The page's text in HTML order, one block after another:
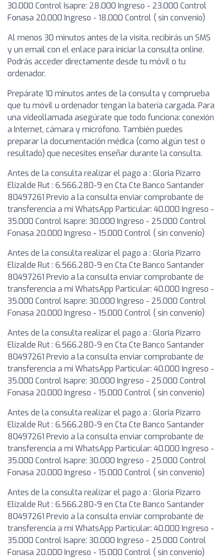
30.000 Control Isapre: 28.000 Ingreso - 23.000 Control
Fonasa 20.000 Ingreso - 18.000 Control ( sin convenio)
Al menos 30 minutos antes de la visita, recibirás un SMS
y un email con el enlace para iniciar la consulta online.
Podrás acceder directamente desde tu móvil o tu
ordenador.
Prepárate 10 minutos antes de la consulta y comprueba
que tu móvil u ordenador tengan la batería cargada. Para
una videollamada asegúrate que todo funciona: conexión
a Internet, cámara y micrófono. También puedes
preparar la documentación médica (como algún test o
resultado) que necesites enseñar durante la consulta.
Antes de la consulta realizar el pago a : Gloria Pizarro
Elizalde Rut : 6.566.280-9 en Cta Cte Banco Santander
80497261 Previo a la consulta enviar comprobante de
transferencia a mi WhatsApp Particular: 40.000 Ingreso -
35.000 Control Isapre: 30.000 Ingreso - 25.000 Control
Fonasa 20.000 Ingreso - 15.000 Control ( sin convenio)
Antes de la consulta realizar el pago a : Gloria Pizarro
Elizalde Rut : 6.566.280-9 en Cta Cte Banco Santander
80497261 Previo a la consulta enviar comprobante de
transferencia a mi WhatsApp Particular: 40.000 Ingreso -
35.000 Control Isapre: 30.000 Ingreso - 25.000 Control
Fonasa 20.000 Ingreso - 15.000 Control ( sin convenio)
Antes de la consulta realizar el pago a : Gloria Pizarro
Elizalde Rut : 6.566.280-9 en Cta Cte Banco Santander
80497261 Previo a la consulta enviar comprobante de
transferencia a mi WhatsApp Particular: 40.000 Ingreso -
35.000 Control Isapre: 30.000 Ingreso - 25.000 Control
Fonasa 20.000 Ingreso - 15.000 Control ( sin convenio)
Antes de la consulta realizar el pago a : Gloria Pizarro
Elizalde Rut : 6.566.280-9 en Cta Cte Banco Santander
80497261 Previo a la consulta enviar comprobante de
transferencia a mi WhatsApp Particular: 40.000 Ingreso -
35.000 Control Isapre: 30.000 Ingreso - 25.000 Control
Fonasa 20.000 Ingreso - 15.000 Control ( sin convenio)
Antes de la consulta realizar el pago a : Gloria Pizarro
Elizalde Rut : 6.566.280-9 en Cta Cte Banco Santander
80497261 Previo a la consulta enviar comprobante de
transferencia a mi WhatsApp Particular: 40.000 Ingreso -
35.000 Control Isapre: 30.000 Ingreso - 25.000 Control
Fonasa 20.000 Ingreso - 15.000 Control ( sin convenio)